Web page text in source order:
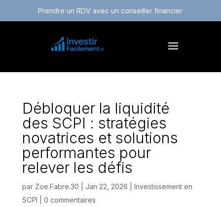
Prendre un RDV avec un conseiller financier
Débloquer la liquidité
des SCPI : stratégies
novatrices et solutions
performantes pour
relever les défis
par Zoe.Fabre.30 Jan 22, 2026
Investissement en
SCPI
0 commentaires